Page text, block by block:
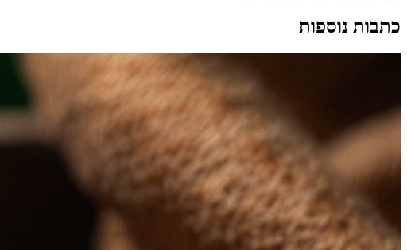
כתבות נוספות